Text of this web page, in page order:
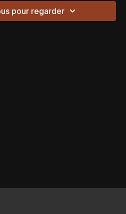
pour regarder